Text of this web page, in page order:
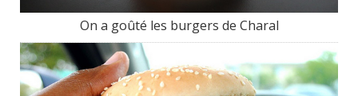
On a goûté les burgers de Charal